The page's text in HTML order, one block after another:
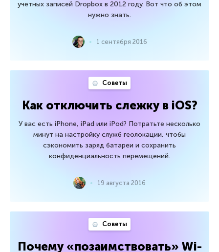
учетных записей Dropbox в 2012 году. Вот что об этом
нужно знать.
1 сентября 2016
Советы
Как отключить слежку в iOS?
У вас есть iPhone, iPad или iPod? Потратьте несколько
минут на настройку служб геолокации, чтобы
сэкономить заряд батареи и сохранить
конфиденциальность перемещений.
19 августа 2016
Советы
Почему «позаимствовать» Wi-